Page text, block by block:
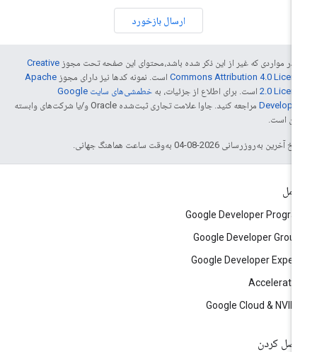
ارسال بازخورد
در مواردی که غیر از این ذکر شده باشد،‌محتوای این صفحه تحت مجوزCreative
Commons Attribution 4.0است. نمونه کدها نیز دارای مجوزApache
2.0است. برای اطلاع از جزئیات، به
خطمشی‌های سایت Google
مراجعه کنید. جاوا علامت تجاری ثبت‌شده Oracle و/یا شرکت‌های وابسته
آن است.
آخرین به‌روزرسانی 2026-08-04 به‌وقت ساعت هماهنگ جهانی.
Google Developer
Google Developer
Google Developer
Google Cloud &
کردن